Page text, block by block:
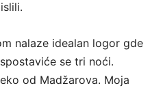
nalaze idealan logor gde
se tri noći.
od Madžarova. Moja